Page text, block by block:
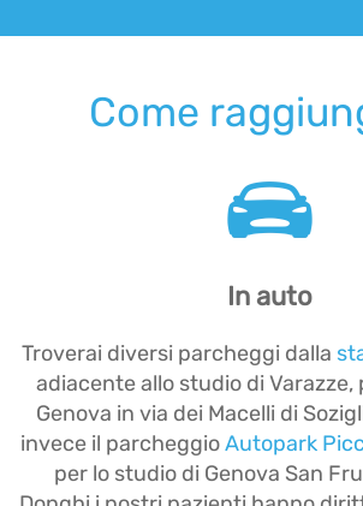
Come
In auto
Troverai diversi parcheggi dalla
adiacente allo studio di Varazze,
Genova in via dei Macelli di
invece il parcheggioAutopark
per lo studio di Genova San